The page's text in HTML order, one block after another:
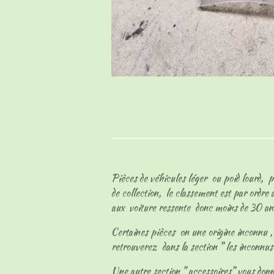
Pièces de véhicules léger ou poid
de collection, le classement est par
aux voiture ressente donc moins de 30
Certaines pièces on une origine inconnu
retrouverez dans la section " les